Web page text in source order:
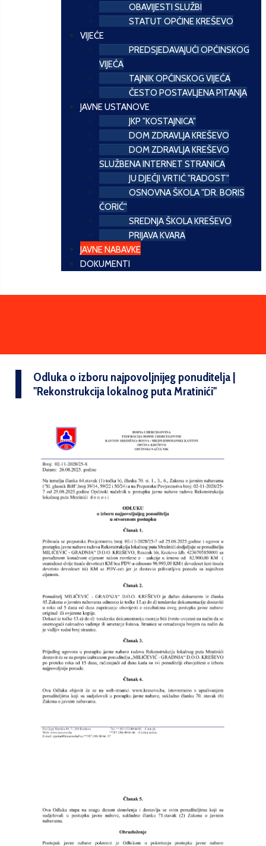
OBAVIJESTI SLUŽBI
STATUT OPĆINE KREŠEVO
VIJEĆE
PREDSJEDAVAJUĆI OPĆINSKOG
VIJEĆA
TAJNIK OPĆINSKOG VIJEĆA
ČESTO POSTAVLJENA PITANJA
JAVNE USTANOVE
JKP "KOSTAJNICA"
DOM ZDRAVLJA KREŠEVO
DOM ZDRAVLJA KREŠEVO
SLUŽBENA INTERNET STRANICA
JU DJEČJI VRTIĆ "RADOST"
OSNOVNA ŠKOLA "DR. BORIS
ĆORIĆ"
SREDNJA ŠKOLA KREŠEVO
PRIJAVA KVARA
JAVNE NABAVKE
DOKUMENTI
Odluka o izboru najpovoljnijeg ponuditelja |
''Rekonstrukcija lokalnog puta Mratinići''